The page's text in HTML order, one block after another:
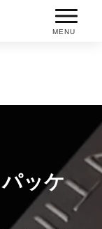
MENU
ッケ